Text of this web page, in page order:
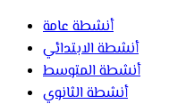
أنشطة عامة
أنشطة الابتدائي
أنشطة المتوسط
أنشطة الثانوي